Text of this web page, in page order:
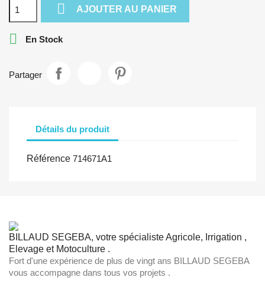
 AJOUTER AU PANIER
 En Stock
Partager
Détails du produit
Référence 714671A1
BILLAUD SEGEBA, votre spécialiste Agricole, Irrigation ,
Elevage et Motoculture .
Fort d'une expérience de plus de vingt ans BILLAUD SEGEBA
vous accompagne dans tous vos projets .